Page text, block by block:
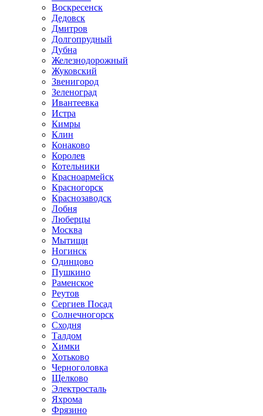
Воскресенск
Дедовск
Дмитров
Долгопрудный
Дубна
Железнодорожный
Жуковский
Звенигород
Зеленоград
Ивантеевка
Истра
Кимры
Клин
Конаково
Королев
Котельники
Красноармейск
Красногорск
Краснозаводск
Лобня
Люберцы
Москва
Мытищи
Ногинск
Одинцово
Пушкино
Раменское
Реутов
Сергиев Посад
Солнечногорск
Сходня
Талдом
Химки
Хотьково
Черноголовка
Щелково
Электросталь
Яхрома
Фрязино